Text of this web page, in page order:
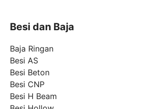
Besi dan Baja
Baja Ringan
Besi AS
Besi Beton
Besi CNP
Besi H Beam